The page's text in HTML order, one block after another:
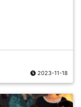
2023-11-18